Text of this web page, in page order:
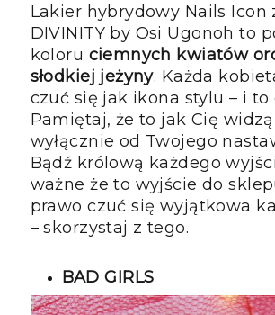
Lakier hybrydowy Nails Icon
DIVINITY by Osi Ugonoh to
koloru ciemnych kwiatów
słodkiej jeżyny. Każda
czuć się jak ikona stylu – i to
Pamiętaj, że to jak Cię
wyłącznie od Twojego
Bądź królową każdego
ważne że to wyjście do
prawo czuć się wyjątkowa
– skorzystaj z tego.
BAD GIRLS